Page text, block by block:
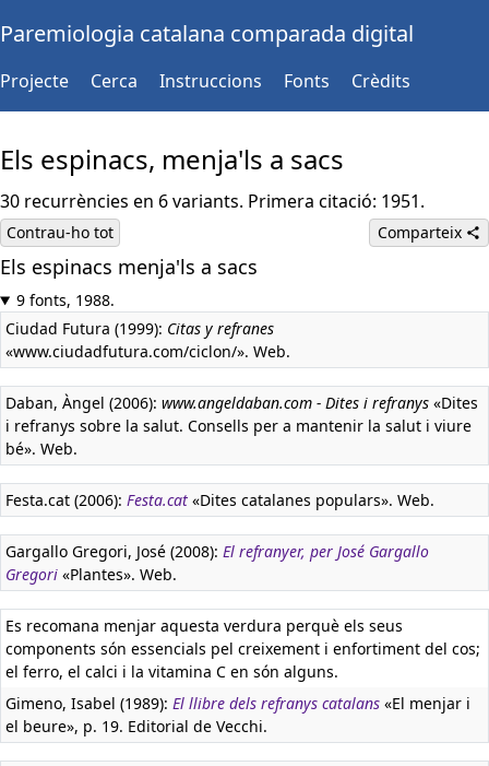
Paremiologia catalana comparada digital
Projecte Cerca Instruccions Fonts Crèdits
Els espinacs, menja'ls a sacs
30 recurrències en 6 variants. Primera citació: 1951.
Contrau-ho tot Comparteix
Els espinacs menja'ls a sacs
9 fonts, 1988.
Ciudad Futura (1999): Citas y refranes
«www.ciudadfutura.com/ciclon/». Web.
Daban, Àngel (2006): www.angeldaban.com - Dites i refranys «Dites
i refranys sobre la salut. Consells per a mantenir la salut i viure
bé». Web.
Festa.cat (2006): Festa.cat «Dites catalanes populars». Web.
Gargallo Gregori, José (2008): El refranyer, per José Gargallo
Gregori «Plantes». Web.
Es recomana menjar aquesta verdura perquè els seus
components són essencials pel creixement i enfortiment del cos;
el ferro, el calci i la vitamina C en són alguns.
Gimeno, Isabel (1989): El llibre dels refranys catalans «El menjar i
el beure», p. 19. Editorial de Vecchi.